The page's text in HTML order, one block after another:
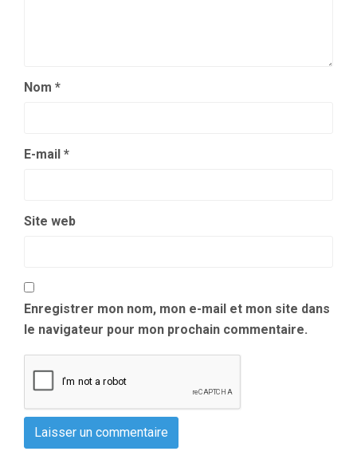
Nom *
E-mail *
Site web
Enregistrer mon nom, mon e-mail et mon site dans
le navigateur pour mon prochain commentaire.